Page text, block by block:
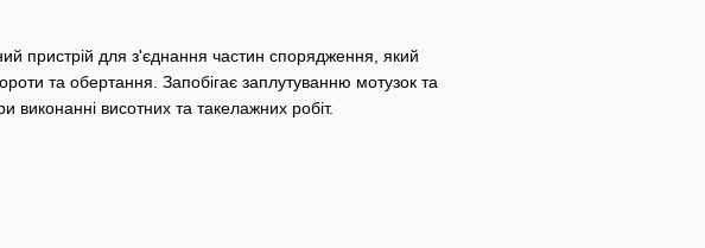
пристрій для з'єднання частин спорядження, який
та обертання. Запобігає заплутуванню мотузок та
виконанні висотних та такелажних робіт.